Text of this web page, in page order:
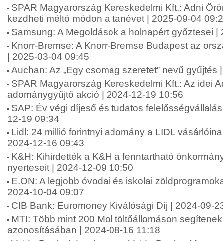
SPAR Magyarország Kereskedelmi Kft.: Adni
kezdheti méltó módon a tanévet | 2025-09-04
Samsung: A Megoldások a holnapért győztesei |
Knorr-Bremse: A Knorr-Bremse Budapest az
| 2025-03-04 09:45
Auchan: Az „Egy csomag szeretet” nevű gyűjtés
SPAR Magyarország Kereskedelmi Kft.: Az idei
adománygyűjtő akció | 2024-12-19 10:56
SAP: Év végi díjeső és tudatos
12-19 09:34
Lidl: 24 millió forintnyi adomány a LIDL
2024-12-16 09:43
K&H: Kihirdették a K&H a fenntartható
nyerteseit | 2024-12-09 10:50
E.ON: A legjobb óvodai és iskolai
2024-10-04 09:07
CIB Bank: Euromoney Kiválósági Díj | 2024-09-
MTI: Több mint 200 Mol töltőállomáson
azonosításában | 2024-08-16 11:18